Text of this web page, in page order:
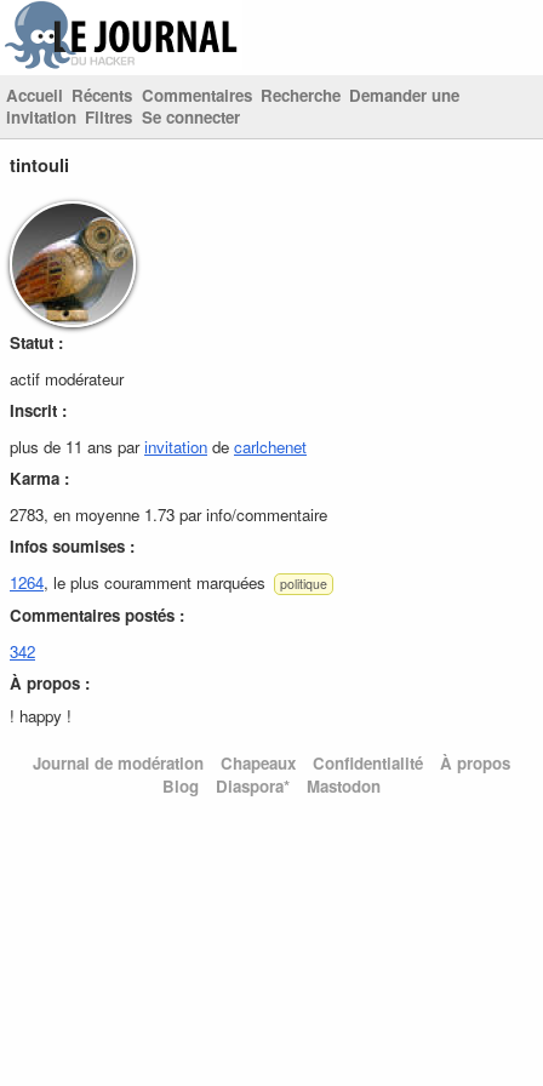
Accueil Récents Commentaires Recherche Demander une
invitation Filtres Se connecter
tintouli
Statut :
actif modérateur
Inscrit :
plus de 11 ans parinvitation de carlchenet
Karma :
2783, en moyenne 1.73 par info/commentaire
Infos soumises :
1264, le plus couramment marquées politique
Commentaires postés :
342
À propos :
! happy !
Journal de modération Chapeaux Confidentialité
À propos
Blog
Diaspora* Mastodon